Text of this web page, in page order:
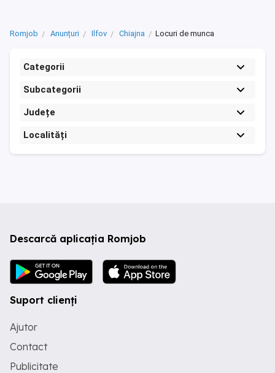
Romjob Anunțuri Ilfov Chiajna Locuri de munca
Categorii
Subcategorii
Județe
Localități
Descarcă aplicația Romjob
Suport clienți
Ajutor
Contact
Publicitate